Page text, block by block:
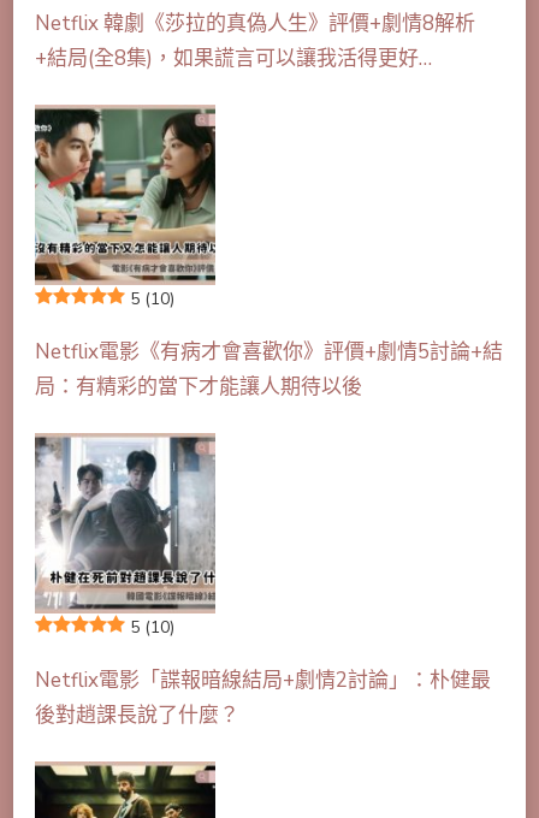
Netflix 韓劇《莎拉的真偽人生》評價+劇情8解析
+結局(全8集)，如果謊言可以讓我活得更好…
5 (10)
Netflix電影《有病才會喜歡你》評價+劇情5討論+結
局：有精彩的當下才能讓人期待以後
5 (10)
Netflix電影「諜報暗線結局+劇情2討論」：朴健最
後對趙課長說了什麼？